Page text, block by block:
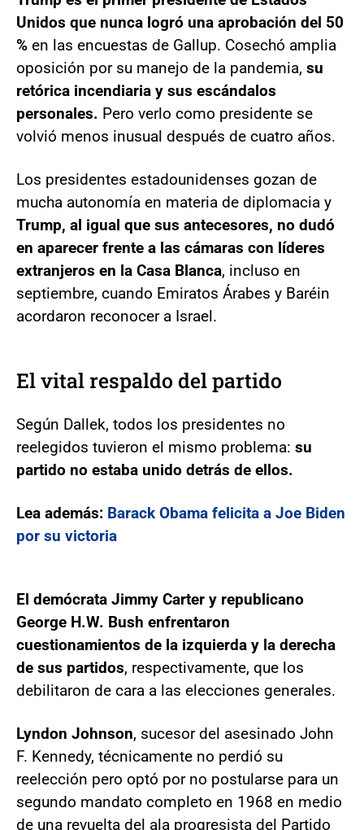
Unidos que nunca logró una aprobación del 50
% en las encuestas de Gallup. Cosechó amplia
oposición por su manejo de la pandemia, su
retórica incendiaria y sus escándalos
personales. Pero verlo como presidente se
volvió menos inusual después de cuatro años.
Los presidentes estadounidenses gozan de
mucha autonomía en materia de diplomacia y
Trump, al igual que sus antecesores, no dudó
en aparecer frente a las cámaras con líderes
extranjeros en la Casa Blanca, incluso en
septiembre, cuando Emiratos Árabes y Baréin
acordaron reconocer a Israel.
El vital respaldo del partido
Según Dallek, todos los presidentes no
reelegidos tuvieron el mismo problema: su
partido no estaba unido detrás de ellos.
Lea además: Barack Obama felicita a Joe Biden
por su victoria
El demócrata Jimmy Carter y republicano
George H.W. Bush enfrentaron
cuestionamientos de la izquierda y la derecha
de sus partidos, respectivamente, que los
debilitaron de cara a las elecciones generales.
Lyndon Johnson, sucesor del asesinado John
F. Kennedy, técnicamente no perdió su
reelección pero optó por no postularse para un
segundo mandato completo en 1968 en medio
de una revuelta del ala progresista del Partido